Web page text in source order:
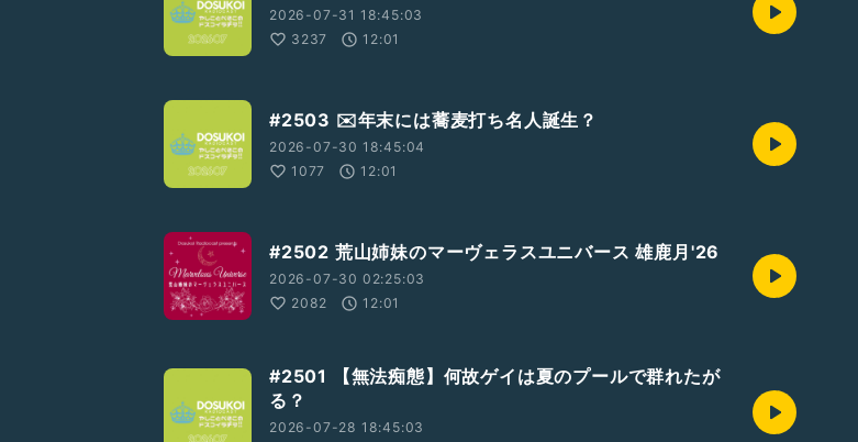
2026-07-31 18:45:03
3237
12:01
#2503 ✉️年末には蕎麦打ち名人誕生？
2026-07-30 18:45:04
1077
12:01
#2502 荒山姉妹のマーヴェラスユニバース 雄鹿月'26
2026-07-30 02:25:03
2082
12:01
#2501 【無法痴態】何故ゲイは夏のプールで群れたが
る？
2026-07-28 18:45:03